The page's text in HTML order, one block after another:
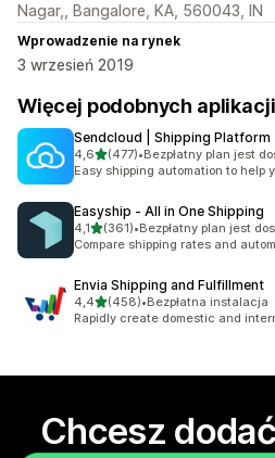
Nagar,, Bangalore, KA, 560043, IN
Wprowadzenie na rynek
3 wrzesień 2019
Więcej podobnych aplikacji
Sendcloud | Shipping Platform
4,6na 5 gwiazdek
(477)
Łączna liczba recenzji: 477
•Bezpłatny plan jest
Easy shipping automation to help
Easyship ‑ All in One Shipping
4,1na 5 gwiazdek
(361)
Łączna liczba recenzji: 361
•Bezpłatny plan jest
Compare shipping rates and
Envia Shipping and Fulfillment
4,4na 5 gwiazdek
(458)
Łączna liczba recenzji: 458
•Bezpłatna instalacja
Rapidly create domestic and
Chcesz